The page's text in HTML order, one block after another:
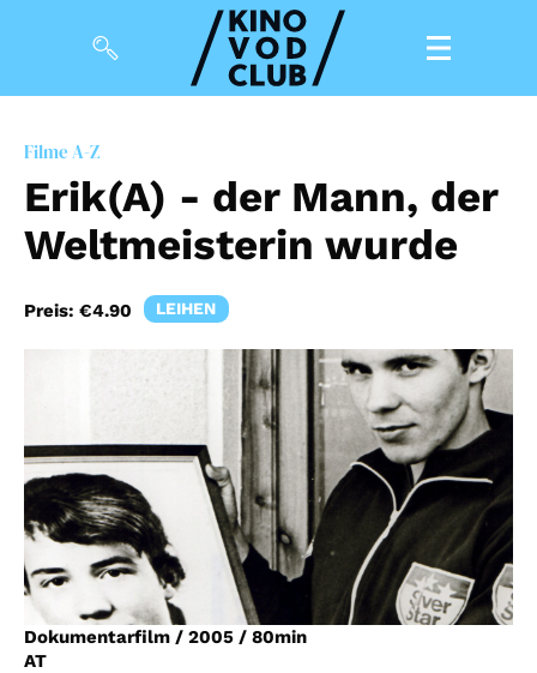
Magazin
Kuratierungen
Events
So geht’s
Filmpakete
Gutscheine
& Filmpässe
Account
Suche
Filme A-Z
Erik(A) - der Mann, der
Weltmeisterin wurde
Preis: €4.90 LEIHEN
Dokumentarfilm / 2005 / 80min
AT